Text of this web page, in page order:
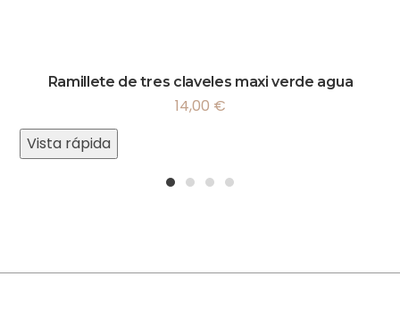
Ramillete de tres claveles maxi verde agua
14,00 €
Vista rápida